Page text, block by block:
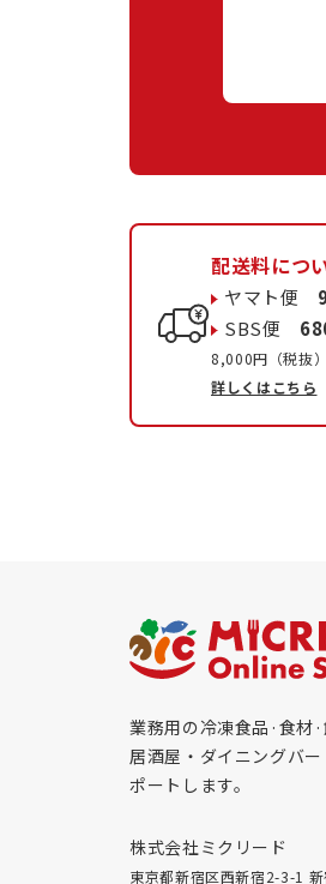
配送料につ
ヤマト便
SBS便
8,000円（税抜
詳しくはこちら
業務用の冷凍食品·食材
居酒屋・ダイニングバ
ポートします。
株式会社ミクリード
東京都新宿区西新宿2-3-1